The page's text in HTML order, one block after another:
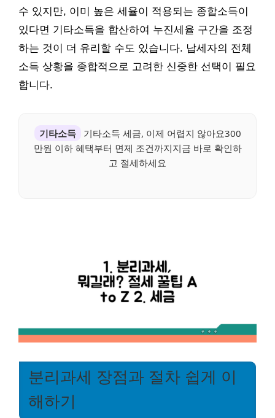
수 있지만, 이미 높은 세율이 적용되는 종합소득이
있다면 기타소득을 합산하여 누진세율 구간을 조정
하는 것이 더 유리할 수도 있습니다. 납세자의 전체
소득 상황을 종합적으로 고려한 신중한 선택이 필요
합니다.
기타소득
기타소득 세금, 이제 어렵지 않아요300
만원 이하 혜택부터 면제 조건까지지금 바로 확인하
고 절세하세요
분리과세 장점과 절차 쉽게 이
해하기